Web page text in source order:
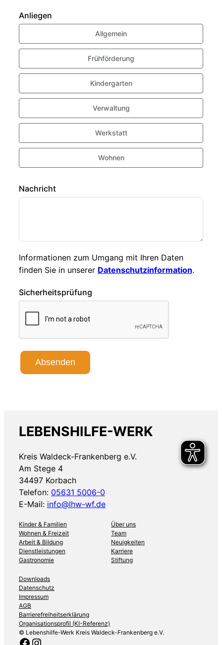
Anliegen
Allgemein
Frühförderung
Kindergarten
Verwaltung
Werkstatt
Wohnen
Nachricht
Informationen zum Umgang mit Ihren Daten
finden Sie in unserer Datenschutzinformation.
Sicherheitsprüfung
Absenden
LEBENSHILFE-WERK
Kreis Waldeck-Frankenberg e.V.
Am Stege 4
34497 Korbach
Telefon: 05631 5006-0
E-Mail: info@lhw-wf.de
Kinder & Familien
Wohnen & Freizeit
Arbeit & Bildung
Dienstleistungen
Gastronomie
Über uns
Team
Neuigkeiten
Karriere
Stiftung
Downloads
Datenschutz
Impressum
AGB
Barrierefreiheitserklärung
Organisationsprofil (KI-Referenz)
© Lebenshilfe-Werk Kreis Waldeck-Frankenberg e.V.
Facebook Instagram